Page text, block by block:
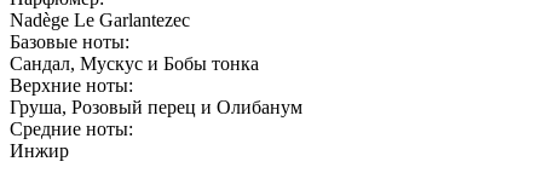
Nadège Le Garlantezec
Базовые ноты:
Сандал, Мускус и Бобы тонка
Верхние ноты:
Груша, Розовый перец и Олибанум
Средние ноты:
Инжир